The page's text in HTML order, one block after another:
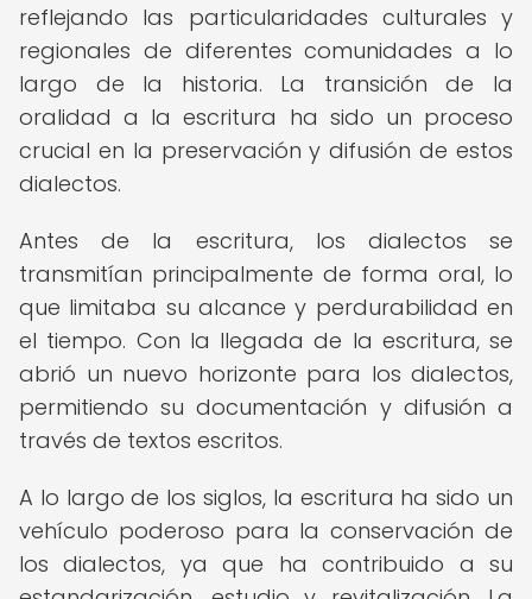
reflejando las particularidades culturales y
regionales de diferentes comunidades a lo
largo de la historia. La transición de la
oralidad a la escritura ha sido un proceso
crucial en la preservación y difusión de estos
dialectos.
Antes de la escritura, los dialectos se
transmitían principalmente de forma oral, lo
que limitaba su alcance y perdurabilidad en
el tiempo. Con la llegada de la escritura, se
abrió un nuevo horizonte para los dialectos,
permitiendo su documentación y difusión a
través de textos escritos.
A lo largo de los siglos, la escritura ha sido un
vehículo poderoso para la conservación de
los dialectos, ya que ha contribuido a su